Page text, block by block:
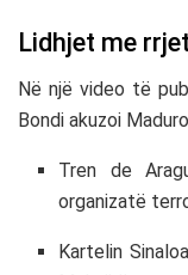
Lidhjet me
Në një video të
Bondi akuzoi
Tren de
organizatë
Kartelin